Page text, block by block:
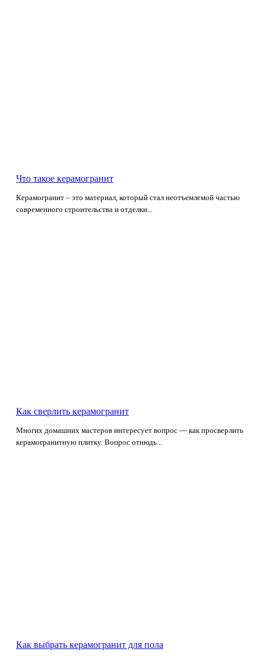
Что такое керамогранит
Керамогранит – это материал, который стал неотъемлемой частью
современного строительства и отделки...
Как сверлить керамогранит
Многих домашних мастеров интересует вопрос — как просверлить
керамогранитную плитку. Вопрос отнюдь...
Как выбрать керамогранит для пола